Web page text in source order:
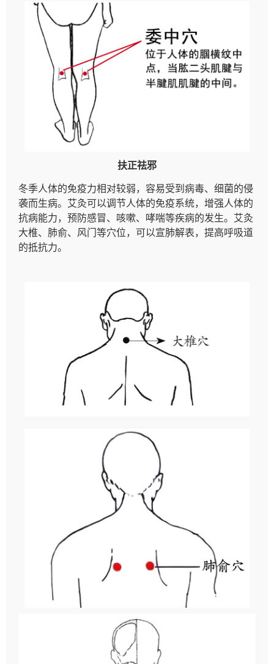
扶正祛邪
冬季人体的免疫力相对较弱，容易受到病毒、细菌的侵
袭而生病。艾灸可以调节人体的免疫系统，增强人体的
抗病能力，预防感冒、咳嗽、哮喘等疾病的发生。艾灸
大椎、肺俞、风门等穴位，可以宣肺解表，提高呼吸道
的抵抗力。